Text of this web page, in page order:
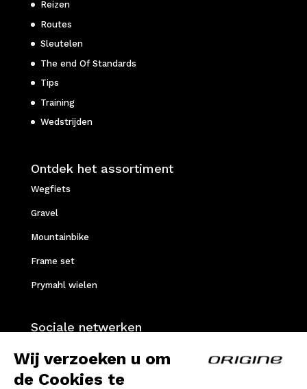
Wij verzoeken u om
de Cookies te
Reizen
Routes
Sleutelen
The end Of Standards
Tips
Training
Wedstrijden
Ontdek het assortiment
Wegfiets
Gravel
Mountainbike
Frame set
Prymahl wielen
Sociale netwerken
Instagram